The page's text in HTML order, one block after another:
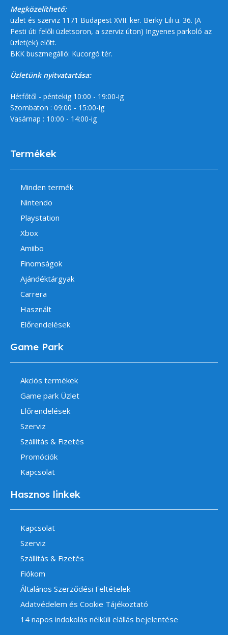
Megközelíthető:
üzlet és szerviz 1171 Budapest XVII. ker. Berky Lili u. 36. (A
Pesti úti felőli üzletsoron, a szerviz úton) Ingyenes parkoló az
üzlet(ek) előtt.
BKK buszmegálló: Kucorgó tér.
Üzletünk nyitvatartása:
Hétfőtől - péntekig 10:00 - 19:00-ig
Szombaton : 09:00 - 15:00-ig
Vasárnap : 10:00 - 14:00-ig
Termékek
Minden termék
Nintendo
Playstation
Xbox
Amiibo
Finomságok
Ajándéktárgyak
Carrera
Használt
Előrendelések
Game Park
Akciós termékek
Game park Üzlet
Előrendelések
Szerviz
Szállítás & Fizetés
Promóciók
Kapcsolat
Hasznos linkek
Kapcsolat
Szerviz
Szállítás & Fizetés
Fiókom
Általános Szerződési Feltételek
Adatvédelem és Cookie Tájékoztató
14 napos indokolás nélküli elállás bejelentése